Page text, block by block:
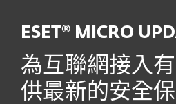
ESET® MICRO
為互聯網接入
供最新的安全